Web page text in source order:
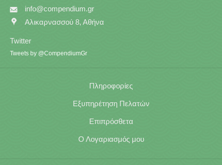
info@compendium.gr
Αλικαρνασσού 8, Αθήνα
Twitter
Tweets by @CompendiumGr
Πληροφορίες
Εξυπηρέτηση Πελατών
Επιπρόσθετα
Ο Λογαριασμός μου